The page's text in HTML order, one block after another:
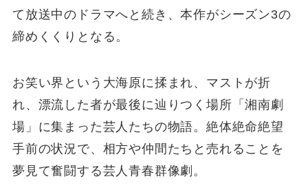
て放送中のドラマへと続き、本作がシーズン3の
締めくくりとなる。
お笑い界という大海原に揉まれ、マストが折
れ、漂流した者が最後に辿りつく場所「湘南劇
場」に集まった芸人たちの物語。絶体絶命絶望
手前の状況で、相方や仲間たちと売れることを
夢見て奮闘する芸人青春群像劇。